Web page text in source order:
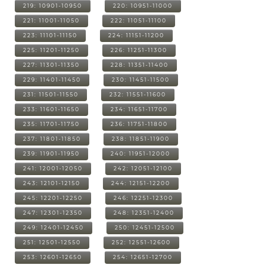
219: 10901-10950 220: 10951-11000
221: 11001-11050 222: 11051-11100
223: 11101-11150 224: 11151-11200
225: 11201-11250 226: 11251-11300
227: 11301-11350 228: 11351-11400
229: 11401-11450 230: 11451-11500
231: 11501-11550 232: 11551-11600
233: 11601-11650 234: 11651-11700
235: 11701-11750 236: 11751-11800
237: 11801-11850 238: 11851-11900
239: 11901-11950 240: 11951-12000
241: 12001-12050 242: 12051-12100
243: 12101-12150 244: 12151-12200
245: 12201-12250 246: 12251-12300
247: 12301-12350 248: 12351-12400
249: 12401-12450 250: 12451-12500
251: 12501-12550 252: 12551-12600
253: 12601-12650 254: 12651-12700